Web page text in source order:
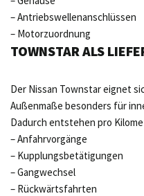
– Antriebswellenanschlüssen
– Motorzuordnung
TOWNSTAR ALS
Der Nissan Townstar eignet
Außenmaße besonders für
Dadurch entstehen pro
– Anfahrvorgänge
– Kupplungsbetätigungen
– Gangwechsel
– Rückwärtsfahrten